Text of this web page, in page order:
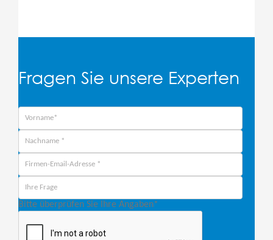
Fragen Sie unsere Experten
Bitte überprüfen Sie Ihre Angaben*